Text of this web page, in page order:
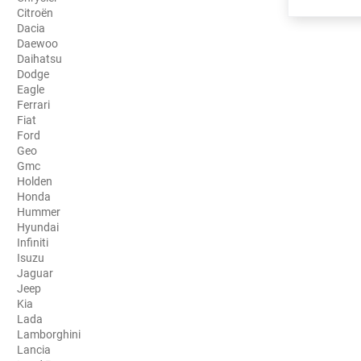
Porsche
Renault
Seat
Skoda
Tesla
Toyota
Volkswagen
Acura
Aixam
Alfa Romeo
Alpine
Citroën
Dacia
Daewoo
Daihatsu
Dodge
Eagle
Ferrari
Fiat
Ford
Geo
Gmc
Holden
Honda
Hummer
Hyundai
Infiniti
Isuzu
Jaguar
Jeep
Kia
Lada
Lamborghini
Lancia